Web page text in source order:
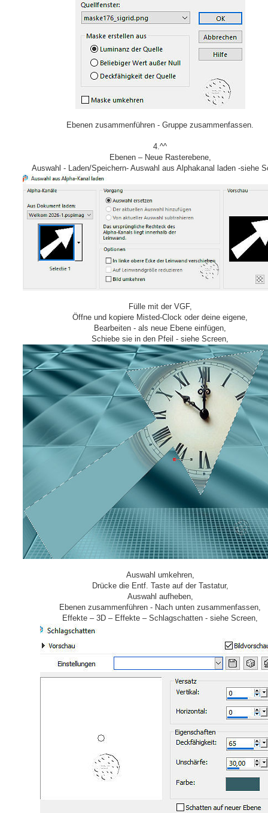
Ebenen zusammenführen - Gruppe zusammenfassen.
4.^^
Ebenen – Neue Rasterebene,
Auswahl - Laden/Speichern- Auswahl aus Alphakanal laden -siehe
Fülle mit der VGF,
Öffne und kopiere Misted-Clock oder deine eigene,
Bearbeiten - als neue Ebene einfügen,
Schiebe sie in den Pfeil - siehe Screen,
Auswahl umkehren,
Drücke die Entf. Taste auf der Tastatur,
Auswahl aufheben,
Ebenen zusammenführen - Nach unten zusammenfassen,
Effekte – 3D – Effekte – Schlagschatten - siehe Screen,